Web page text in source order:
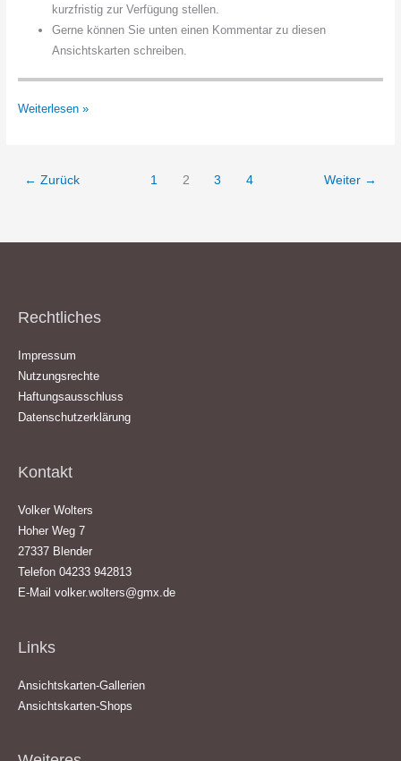
kurzfristig zur Verfügung stellen.
Gerne können Sie unten einen Kommentar zu diesen
Ansichtskarten schreiben.
Hasenheide
Weiterlesen »
← Zurück 1 2 3 4 Weiter →
Rechtliches
Impressum
Nutzungsrechte
Haftungsausschluss
Datenschutzerklärung
Kontakt
Volker Wolters
Hoher Weg 7
27337 Blender
Telefon 04233 942813
E-Mail volker.wolters@gmx.de
Links
Ansichtskarten-Gallerien
Ansichtskarten-Shops